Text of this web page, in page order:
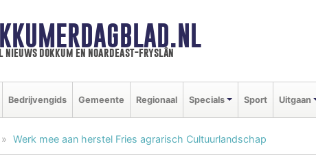
nieuws dokkum en noardeast-fryslân
Bedrijvengids Gemeente Regionaal Specials Sport Uitgaan
Werk mee aan herstel Fries agrarisch Cultuurlandschap